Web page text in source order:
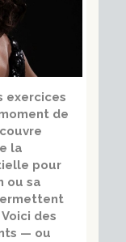
exercices
de
la
pour
ou sa
des
— ou